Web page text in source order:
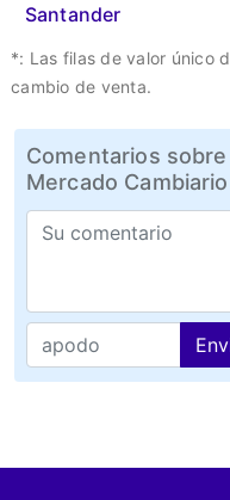
Santander
*: Las filas de valor único
cambio de venta.
Comentarios
Mercado Cambiario